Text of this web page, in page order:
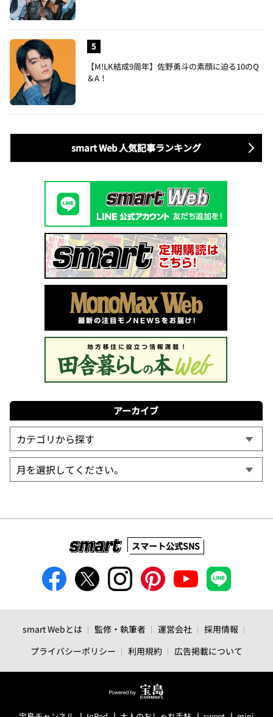
【M!LK結成9周年】佐野勇斗の素顔に迫る10のQ
＆A！
smart Web 人気記事ランキング
アーカイブ
スマート公式SNS
smart Webとは 監修・執筆者 運営会社
採用情報
プライバシーポリシー
利用規約 広告掲載について